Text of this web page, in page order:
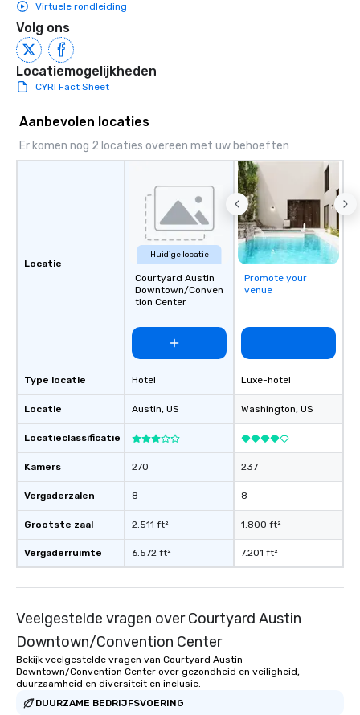
Virtuele rondleiding
Volg ons
Locatiemogelijkheden
CYRI Fact Sheet
Aanbevolen locaties
Er komen nog 2 locaties overeen met uw behoeften
Locatie
Type locatie
Locatie
Locatieclassificatie
Kamers
Vergaderzalen
Grootste zaal
Vergaderruimte
Huidige locatie
Courtyard Austin
Downtown/Conven
tion Center
Hotel
Austin, US
270
8
2.511 ft²
6.572 ft²
Promote your
venue
Luxe-hotel
Washington, US
237
8
1.800 ft²
7.201 ft²
Veelgestelde vragen over Courtyard Austin
Downtown/Convention Center
Bekijk veelgestelde vragen van Courtyard Austin
Downtown/Convention Center over gezondheid en veiligheid,
duurzaamheid en diversiteit en inclusie.
DUURZAME BEDRIJFSVOERING